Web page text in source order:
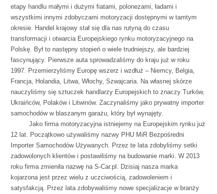
etapy handlu małymi i dużymi fiatami, polonezami, ładami i
wszystkimi innymi zdobyczami motoryzacji dostępnymi w tamtym
okresie. Handel krajowy stał się dla nas rutyną do czasu
transformacji i otwarcia Europejskiego rynku motoryzacyjnego na
Polskę. Był to następny stopień o wiele trudniejszy, ale bardziej
fascynujący. Pierwsze auta sprowadzaliśmy do kraju już w roku
1997. Przemierzyliśmy Europę wszerz i wzdłuż – Niemcy, Belgia,
Francja, Holandia, Litwa, Włochy, Szwajcaria. Na własnej skórze
nauczyliśmy się sztuczek handlarzy Europejskich to znaczy Turków,
Ukraińców, Polaków i Litwinów. Zaczynaliśmy jako prywatny importer
samochodów w blaszanym garażu, który był wynajęty.
spacjaJako firma motoryzacyjna istniejemy na Europejskim rynku już
12 lat. Początkowo używaliśmy nazwy PHU MiR Bezpośredni
Importer Samochodów Używanych. Przez te lata zdobyliśmy setki
zadowolonych klientów i postawiliśmy na budowanie marki. W 2013
roku firma zmieniła nazwę na S-Car.pl. Dzisiaj nasza marka
kojarzona jest przez wielu z uczciwością, zadowoleniem i
satysfakcją. Przez lata zdobywaliśmy nowe specjalizacje w branży